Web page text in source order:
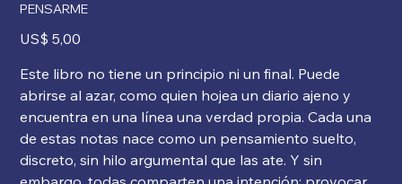
PENSARME
Precio
US$ 5,00
Este libro no tiene un principio ni un final. Puede
abrirse al azar, como quien hojea un diario ajeno y
encuentra en una línea una verdad propia. Cada una
de estas notas nace como un pensamiento suelto,
discreto, sin hilo argumental que las ate. Y sin